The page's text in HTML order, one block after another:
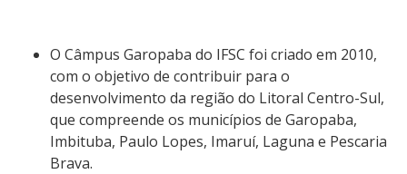
Licitações
Ouvidoria
O Câmpus Garopaba do IFSC foi criado em 2010,
com o objetivo de contribuir para o
desenvolvimento da região do Litoral Centro-Sul,
que compreende os municípios de Garopaba,
Imbituba, Paulo Lopes, Imaruí, Laguna e Pescaria
Brava.